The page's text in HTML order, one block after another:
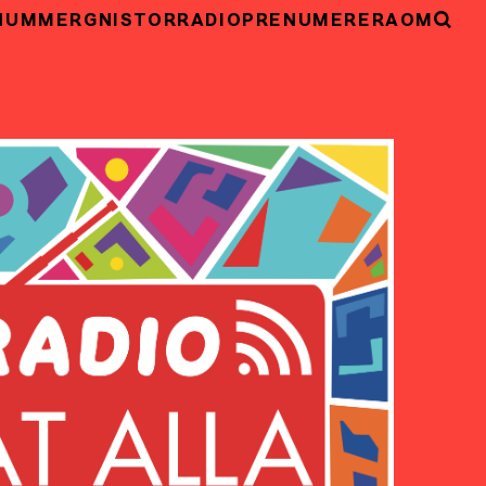
GNISTOR RADIO PRENUMERERAOM